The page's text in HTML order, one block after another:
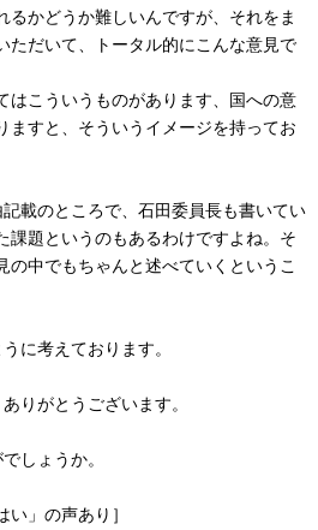
るかどうか難しいんですが、それをま
ただいて、トータル的にこんな意見で
こういうものがあります、国への意
ますと、そういうイメージを持ってお
載のところで、石田委員長も書いてい
課題というのもあるわけですよね。そ
の中でもちゃんと述べていくというこ
に考えております。
りがとうございます。
しょうか。
あり］